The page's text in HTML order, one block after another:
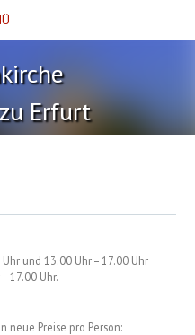
Erfurt
und 13.00 Uhr – 17.00 Uhr
17.00 Uhr.
neue Preise pro Person: